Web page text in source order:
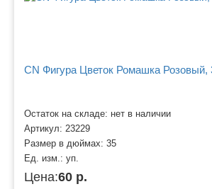
CN Фигура Цветок Ромашка Розовый,
Остаток на складе: нет в наличии
Артикул: 23229
Размер в дюймах: 35
Ед. изм.: уп.
Цена:60 р.